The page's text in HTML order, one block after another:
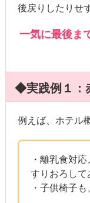
後戻りしたりせ
一気に最後ま
◆実践例１：
例えば、ホテル
・離乳食対
すりおろして
・子供椅子